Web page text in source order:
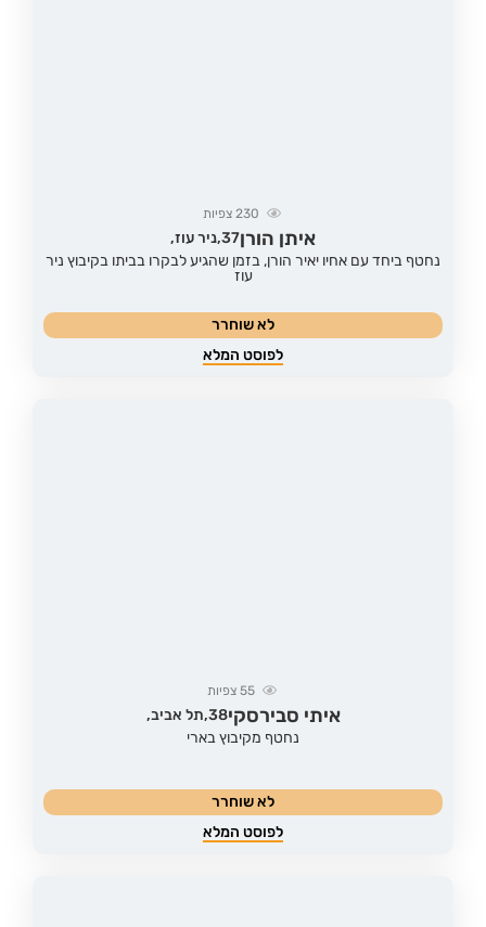
230 צפיות
איתן הורן37, ניר עוז,
נחטף ביחד עם אחיו יאיר הורן, בזמן שהגיע לבקרו בביתו בקיבוץ ניר
עוז
לא שוחרר
לפוסט המלא
55צפיות
איתי סבירסקי38, תל אביב,
נחטף מקיבוץ בארי
לא שוחרר
לפוסט המלא